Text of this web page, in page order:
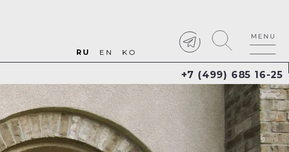
RU EN KO
+7 (499) 685 16-25